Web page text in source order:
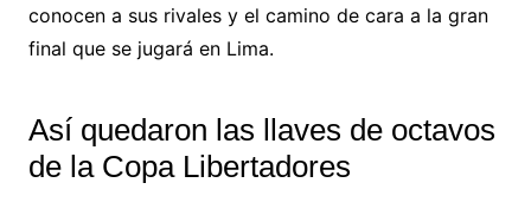
conocen a sus rivales y el camino de cara a la gran
final que se jugará en Lima.
Así quedaron las llaves de octavos
de la Copa Libertadores